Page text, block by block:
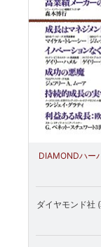
DIAMONDハー
ダイヤモンド社